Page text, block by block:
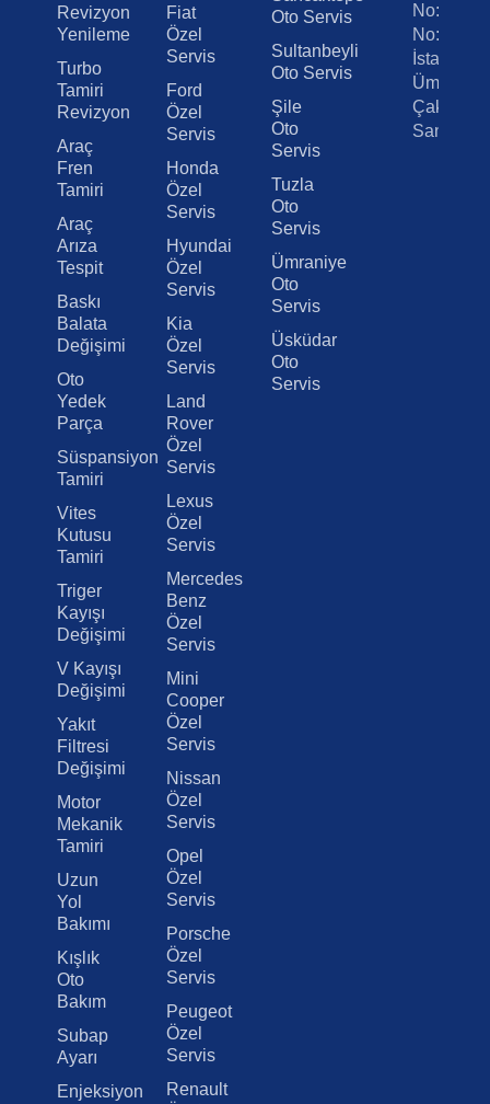
Revizyon
Yenileme
Turbo
Tamiri
Revizyon
Araç
Fren
Tamiri
Araç
Arıza
Tespit
Baskı
Balata
Değişimi
Oto
Yedek
Parça
Süspansiyon
Tamiri
Vites
Kutusu
Tamiri
Triger
Kayışı
Değişimi
V Kayışı
Değişimi
Yakıt
Filtresi
Değişimi
Motor
Mekanik
Tamiri
Uzun
Yol
Bakımı
Kışlık
Oto
Bakım
Subap
Ayarı
Enjeksiyon
Fiat
Özel
Servis
Ford
Özel
Servis
Honda
Özel
Servis
Hyundai
Özel
Servis
Kia
Özel
Servis
Land
Rover
Özel
Servis
Lexus
Özel
Servis
Mercedes
Benz
Özel
Servis
Mini
Cooper
Özel
Servis
Nissan
Özel
Servis
Opel
Özel
Servis
Porsche
Özel
Servis
Peugeot
Özel
Servis
Renault
Oto Servis
Sultanbeyli
Oto Servis
Şile
Oto
Servis
Tuzla
Oto
Servis
Ümraniye
Oto
Servis
Üsküdar
Oto
Servis
No:179
No:23
İstanbul /
Ümraniye
Çakmak
Sanayi